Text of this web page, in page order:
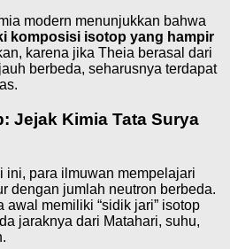
modern menunjukkan bahwa
komposisi isotop yang hampir
karena jika Theia berasal dari
berbeda, seharusnya terdapat
Jejak Kimia Tata Surya
ini, para ilmuwan mempelajari
dengan jumlah neutron berbeda.
awal memiliki “sidik jari” isotop
jaraknya dari Matahari, suhu,